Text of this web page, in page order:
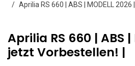
Aprilia RS 660 | ABS | MODELL 2026
Aprilia RS 660 | ABS |
jetzt Vorbestellen! |